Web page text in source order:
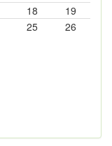
18
19
25
26